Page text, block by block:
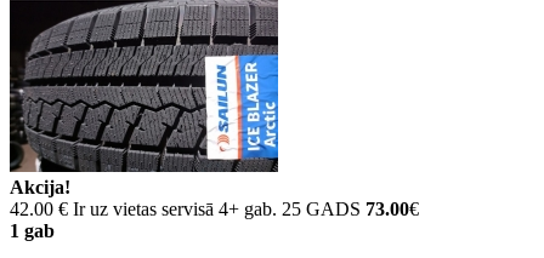
Akcija!
42.00 € Ir uz vietas servisā 4+ gab. 25 GADS 73.00€
1 gab